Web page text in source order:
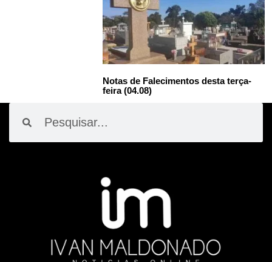
Notas de Falecimentos desta terça-
feira (04.08)